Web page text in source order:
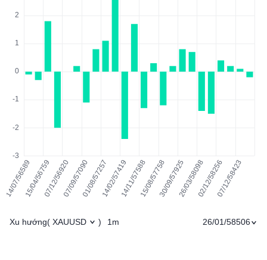
Xu hướng( XAUUSD ) 1m 26/01/58506